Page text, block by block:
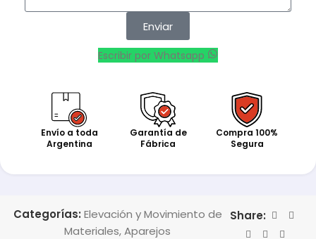
Enviar
Escribir por Whatsapp
Envío a toda
Argentina
Garantía de
Fábrica
Compra 100%
Segura
Categorías: Elevación y Movimiento de
Materiales,Aparejos
Share: